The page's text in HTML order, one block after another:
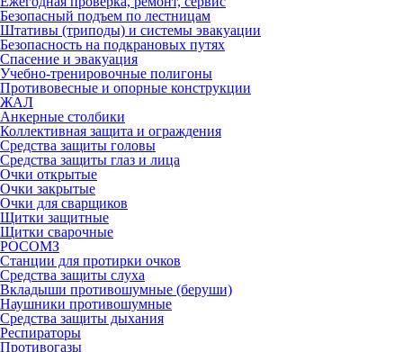
Безопасный подъем по лестницам
Штативы (триподы) и системы эвакуации
Безопасность на подкрановых путях
Спасение и эвакуация
Учебно-тренировочные полигоны
Противовесные и опорные конструкции
ЖАЛ
Анкерные столбики
Коллективная защита и ограждения
Средства защиты головы
Средства защиты глаз и лица
Очки открытые
Очки закрытые
Очки для сварщиков
Щитки защитные
Щитки сварочные
РОСОМЗ
Станции для протирки очков
Средства защиты слуха
Вкладыши противошумные (беруши)
Наушники противошумные
Средства защиты дыхания
Респираторы
Противогазы